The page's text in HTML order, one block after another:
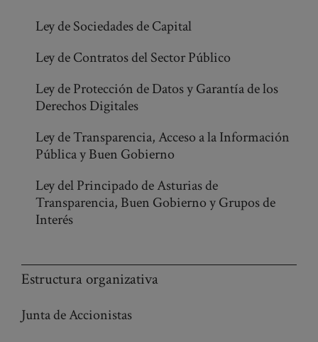
Ley de Sociedades de Capital
Ley de Contratos del Sector Público
Ley de Protección de Datos y Garantía de los
Derechos Digitales
Ley de Transparencia, Acceso a la Información
Pública y Buen Gobierno
Ley del Principado de Asturias de
Transparencia, Buen Gobierno y Grupos de
Interés
Estructura organizativa
Junta de Accionistas